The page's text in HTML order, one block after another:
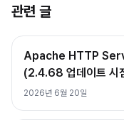
관련 글
Apache HTTP
(2.4.68 업데이트 시
2026년 6월 20일